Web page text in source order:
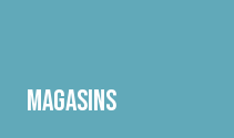
Magasins